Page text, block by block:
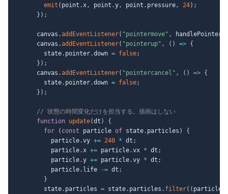
emit ( point .x, point .y, point . pressure, 24) ;
} ) ;
      canvas
.addEventListener( "pointermove" ,
      canvas
.addEventListener( "pointerup" , ( ) => {
        state
. pointer.down = false;
} ) ;
      canvas
.addEventListener( "pointercancel" , ( ) => {
        state
. pointer.down = false;
} ) ;
// 状態の時間変化だけを担当する。描画はしない
function update(dt )
{
for
( const particle of state. particles )
{
          particle
.vy += 240 * dt ;
          particle
.x += particle.vx * dt ;
          particle
.y += particle.vy * dt ;
          particle
. life -= dt ;
}
        state
. particles = state. particles . filter( ( particle